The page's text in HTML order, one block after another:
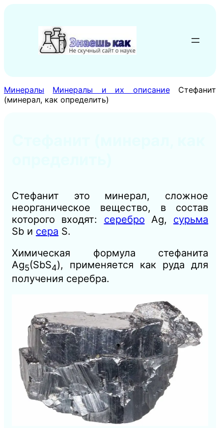
содержимому
Минералы Минералы и их описание
Стефанит
(минерал, как определить)
Стефанит это минерал, сложное
неорганическое вещество, в состав
которого входят: серебро Ag, сурьма
Sb и сера S.
Химическая формула стефанита
Ag5(SbS4), применяется как руда для
получения серебра.